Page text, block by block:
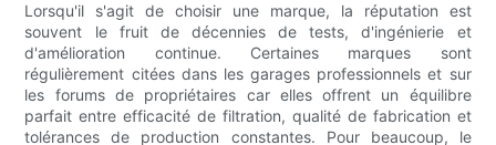
Lorsqu'il s'agit de choisir une marque, la réputation est
souvent le fruit de décennies de tests, d'ingénierie et
d'amélioration continue. Certaines marques sont
régulièrement citées dans les garages professionnels et sur
les forums de propriétaires car elles offrent un équilibre
parfait entre efficacité de filtration, qualité de fabrication et
tolérances de production constantes. Pour beaucoup, le